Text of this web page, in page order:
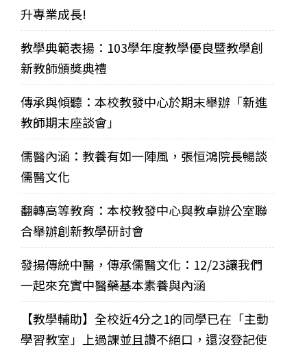
升專業成長!
教學典範表揚：103學年度教學優良暨教學創
新教師頒獎典禮
傳承與傾聽：本校教發中心於期末舉辦「新進
教師期末座談會」
儒醫內涵：教養有如一陣風，張恒鴻院長暢談
儒醫文化
翻轉高等教育：本校教發中心與教卓辦公室聯
合舉辦創新教學研討會
發揚傳統中醫，傳承儒醫文化：12/23讓我們
一起來充實中醫藥基本素養與內涵
【教學輔助】全校近4分之1的同學已在「主動
學習教室」上過課並且讚不絕口，還沒登記使